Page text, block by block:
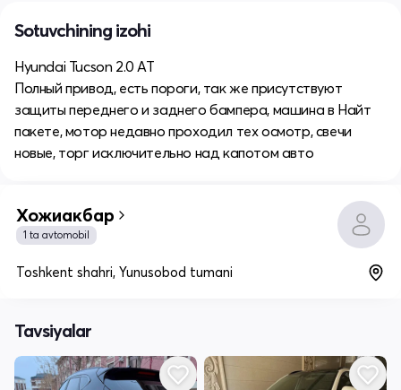
Sotuvchining izohi
Hyundai Tucson 2.0 AT
Полный привод, есть пороги, так же присутствуют
защиты переднего и заднего бампера, машина в Найт
пакете, мотор недавно проходил тех осмотр, свечи
новые, торг исключительно над капотом авто
Хожиакбар
1 ta avtomobil
Toshkent shahri, Yunusobod tumani
Tavsiyalar